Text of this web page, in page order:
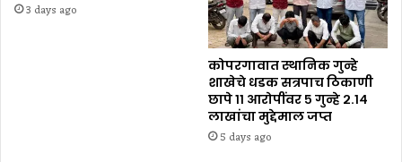
3 days ago
कोपरगावात स्थानिक गुन्हे
शाखेचे धडक सत्रपाच ठिकाणी
छापे ११ आरोपींवर ५ गुन्हे २.१४
लाखांचा मुद्देमाल जप्त
5 days ago